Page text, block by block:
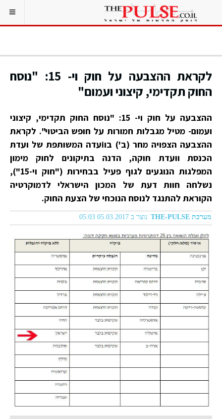
לקראת ההצבעה על חוק וי- 15: "נוסח
החוק תקדימי, קיצוני ועמום"
ההצבעה על חוק וי- 15: "נוסח החוק תקדימי, קיצוני
ועמום- מטיל מגבלות חמורות על חופש הביטוי". לקראת
ההצבעה הצפויה מחר (ב') בוiעדה המשותפת של ועדת
הכנסת וועדת חוקה, הדנה בתיקונים לחוק מימון
המפלגות הנוגעים לגוף פעיל בבחירות ("חוק וי-15"),
נשלחה חוות דעת של המכון הישראלי לדמוקרטיה
הקוראת להתנגד לנוסח הנוכחי של הצעת החוק.
מערכת THE-PULSE נוצר ב 05.03.2017 05:03